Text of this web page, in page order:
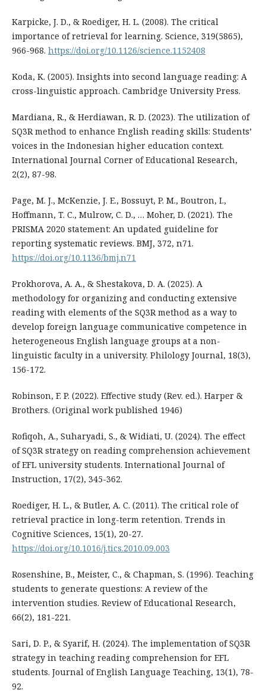
Karpicke, J. D., & Roediger, H. L. (2008). The critical
importance of retrieval for learning. Science, 319(5865),
966-968. https://doi.org/10.1126/science.1152408
Koda, K. (2005). Insights into second language reading: A
cross-linguistic approach. Cambridge University Press.
Mardiana, R., & Herdiawan, R. D. (2023). The utilization of
SQ3R method to enhance English reading skills: Students’
voices in the Indonesian higher education context.
International Journal Corner of Educational Research,
2(2), 87-98.
Page, M. J., McKenzie, J. E., Bossuyt, P. M., Boutron, I.,
Hoffmann, T. C., Mulrow, C. D., … Moher, D. (2021). The
PRISMA 2020 statement: An updated guideline for
reporting systematic reviews. BMJ, 372, n71.
https://doi.org/10.1136/bmj.n71
Prokhorova, A. A., & Shestakova, D. A. (2025). A
methodology for organizing and conducting extensive
reading with elements of the SQ3R method as a way to
develop foreign language communicative competence in
heterogeneous English language groups at a non-
linguistic faculty in a university. Philology Journal, 18(3),
156-172.
Robinson, F. P. (2022). Effective study (Rev. ed.). Harper &
Brothers. (Original work published 1946)
Rofiqoh, A., Suharyadi, S., & Widiati, U. (2024). The effect
of SQ3R strategy on reading comprehension achievement
of EFL university students. International Journal of
Instruction, 17(2), 345-362.
Roediger, H. L., & Butler, A. C. (2011). The critical role of
retrieval practice in long-term retention. Trends in
Cognitive Sciences, 15(1), 20-27.
https://doi.org/10.1016/j.tics.2010.09.003
Rosenshine, B., Meister, C., & Chapman, S. (1996). Teaching
students to generate questions: A review of the
intervention studies. Review of Educational Research,
66(2), 181-221.
Sari, D. P., & Syarif, H. (2024). The implementation of SQ3R
strategy in teaching reading comprehension for EFL
students. Journal of English Language Teaching, 13(1), 78-
92.